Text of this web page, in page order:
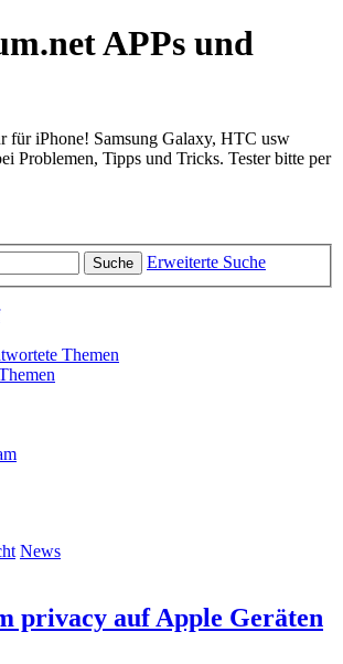
APPs und
für iPhone! Samsung Galaxy, HTC usw
Problemen, Tipps und Tricks. Tester bitte per
Suche Erweiterte Suche
Themen
News
privacy auf Apple Geräten